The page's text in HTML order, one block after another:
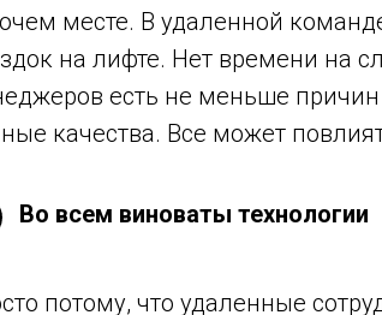
месте. В удаленной
на лифте. Нет времени на
есть не меньше
качества. Все может
Во всем виноваты технологии
потому, что удаленные